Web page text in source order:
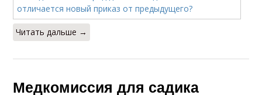
Читать дальше →
Медкомиссия для садика